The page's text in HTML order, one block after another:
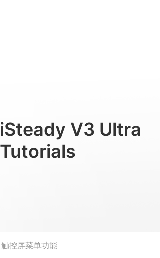
iSteady V3 Ultra
Tutorials
触控屏菜单功能